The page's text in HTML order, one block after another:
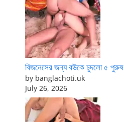
বিজনেসের জন্য বউকে চুদলো ৫ পুরুষ
by banglachoti.uk
July 26, 2026